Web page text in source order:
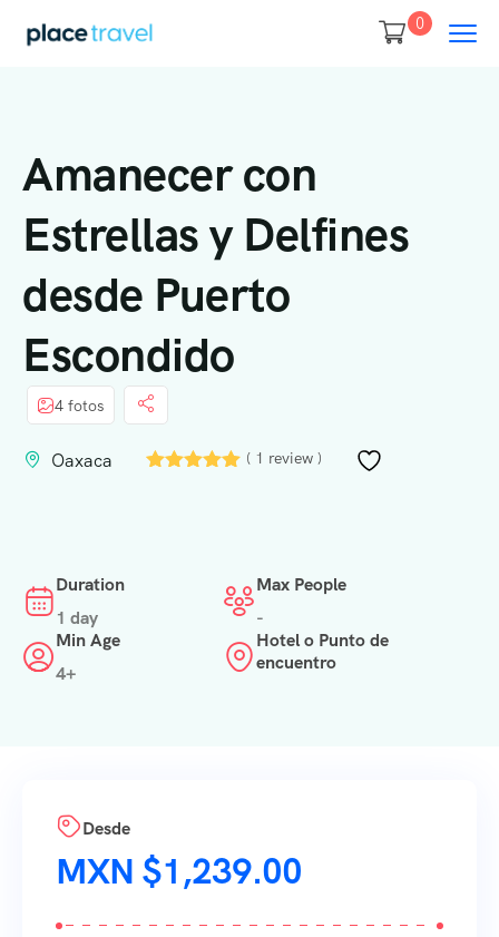
0
Amanecer con
Estrellas y Delfines
desde Puerto
Escondido
4 fotos
Oaxaca ( 1 review )
Duration
1 day
Max People
-
Min Age
4+
Hotel o Punto de
encuentro
Desde
$1,239.00